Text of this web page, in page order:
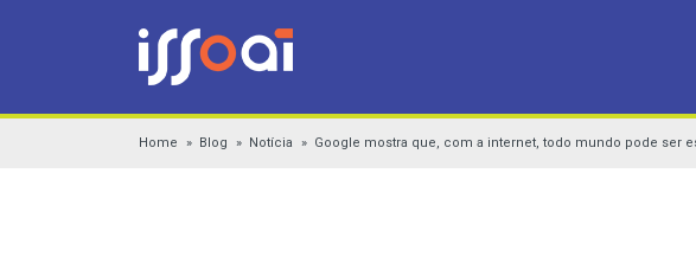
Home Blog Notícia Google mostra que, com a internet, todo mundo pode ser